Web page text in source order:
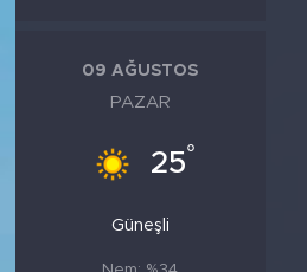
09 AĞUSTOS
PAZAR
25°
Güneşli